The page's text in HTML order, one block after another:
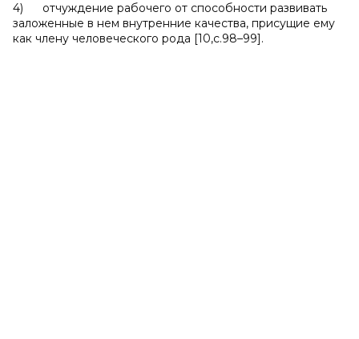
4) отчуждение рабочего от способности развивать
заложенные в нем внутренние качества, присущие ему
как члену человеческого рода [10,с.98–99].